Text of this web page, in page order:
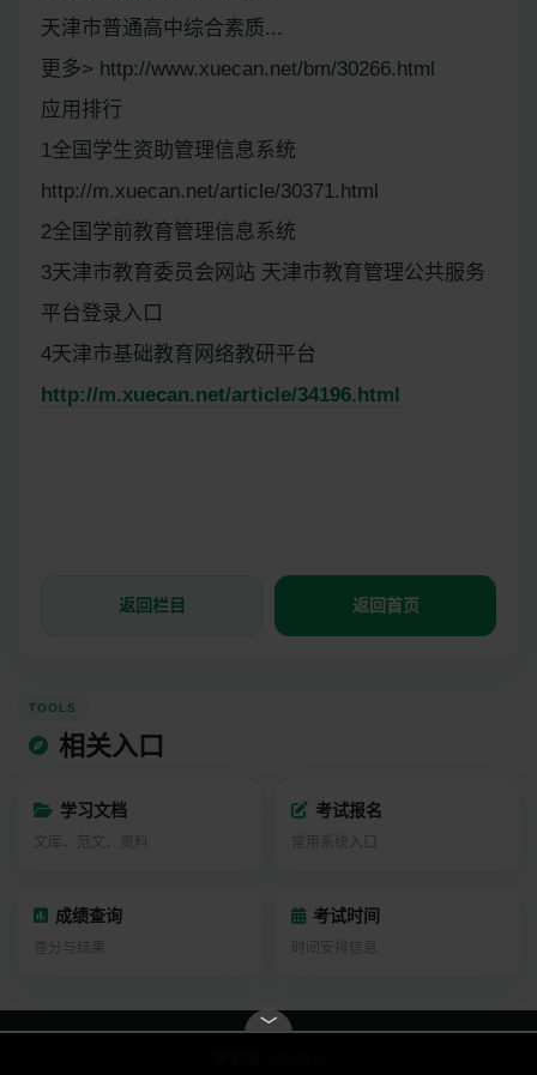
天津市普通高中综合素质...
更多> http://www.xuecan.net/bm/30266.html
应用排行
1全国学生资助管理信息系统
http://m.xuecan.net/article/30371.html
2全国学前教育管理信息系统
3天津市教育委员会网站 天津市教育管理公共服务
平台登录入口
4天津市基础教育网络教研平台
http://m.xuecan.net/article/34196.html
返回栏目 返回首页
TOOLS
相关入口
学习文档
文库、范文、资料
考试报名
常用系统入口
成绩查询
查分与结果
考试时间
时间安排信息
﹀